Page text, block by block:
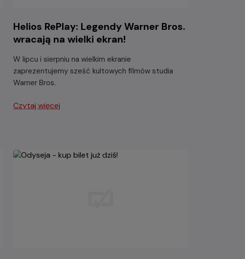
Helios RePlay: Legendy Warner Bros.
wracają na wielki ekran!
W lipcu i sierpniu na wielkim ekranie
zaprezentujemy sześć kultowych filmów studia
Warner Bros.
Czytaj więcej